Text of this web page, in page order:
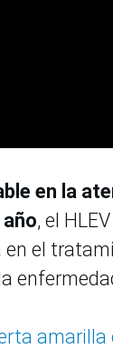
en la
, el
el